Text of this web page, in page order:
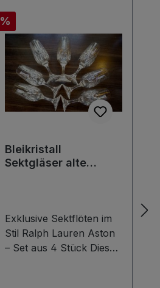
Rabatt
%
Bleikristall
Sektgläser alte
Exklusive Sektflöten im
Stil Ralph Lauren Aston
– Set aus 4 Stück Diese